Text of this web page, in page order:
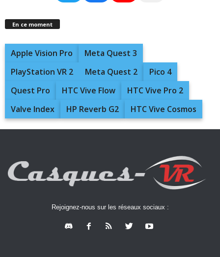
En ce moment
Apple Vision Pro
Meta Quest 3
PlayStation VR 2
Meta Quest 2
Pico 4
Quest Pro
HTC Vive Flow
HTC Vive Pro 2
Valve Index
HP Reverb G2 HTC Vive Cosmos
Rejoignez-nous sur les réseaux sociaux :